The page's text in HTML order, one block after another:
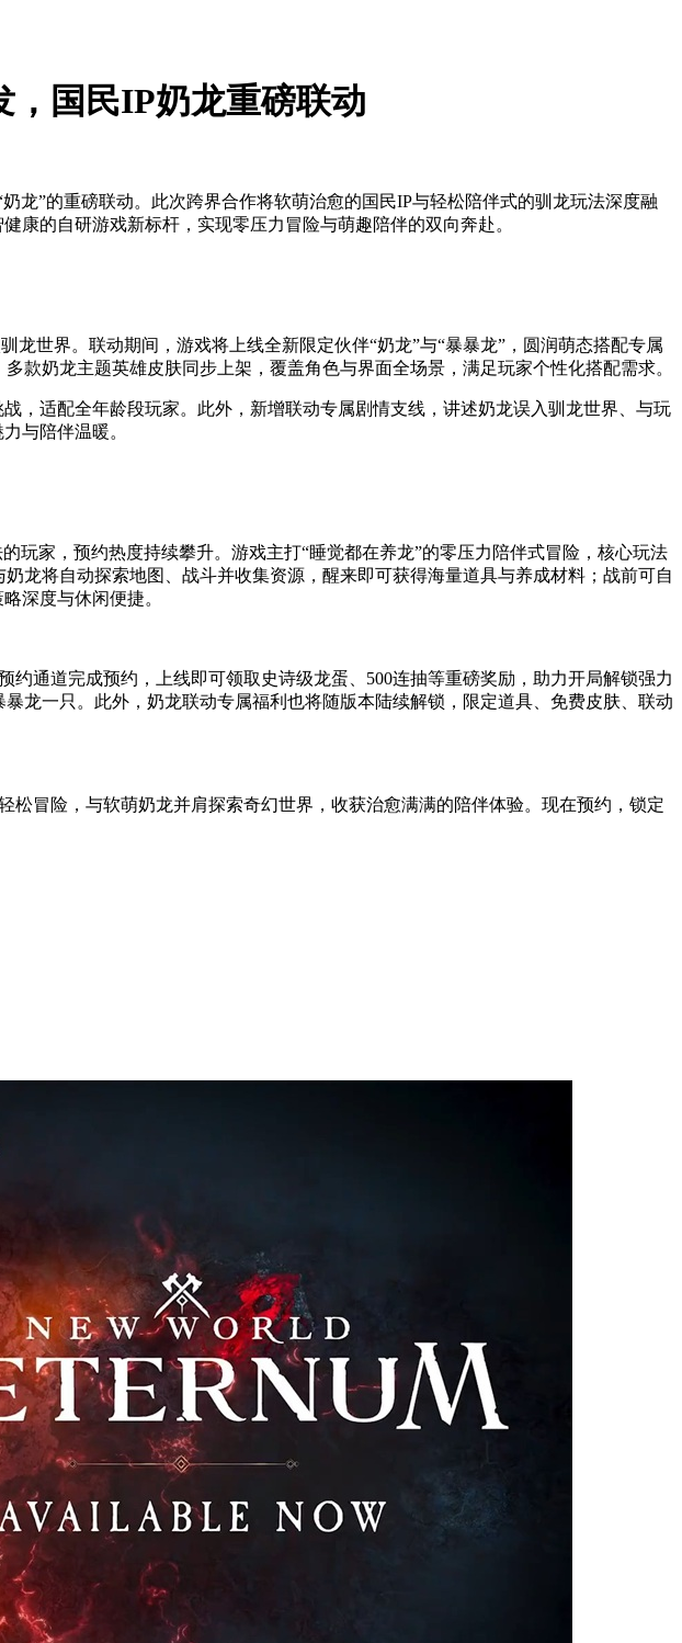
，国民IP奶龙重磅联动
龙”的重磅联动。此次跨界合作将软萌治愈的国民IP与轻松陪伴式的驯龙玩法深度融
康的自研游戏新标杆，实现零压力冒险与萌趣陪伴的双向奔赴。
世界。联动期间，游戏将上线全新限定伙伴“奶龙”与“暴暴龙”，圆润萌态搭配专属
款奶龙主题英雄皮肤同步上架，覆盖角色与界面全场景，满足玩家个性化搭配需求。
，适配全年龄段玩家。此外，新增联动专属剧情支线，讲述奶龙误入驯龙世界、与玩
与陪伴温暖。
玩家，预约热度持续攀升。游戏主打“睡觉都在养龙”的零压力陪伴式冒险，核心玩法
龙将自动探索地图、战斗并收集资源，醒来即可获得海量道具与养成材料；战前可自
深度与休闲便捷。
通道完成预约，上线即可领取史诗级龙蛋、500连抽等重磅奖励，助力开局解锁强力
龙一只。此外，奶龙联动专属福利也将随版本陆续解锁，限定道具、免费皮肤、联动
冒险，与软萌奶龙并肩探索奇幻世界，收获治愈满满的陪伴体验。现在预约，锁定